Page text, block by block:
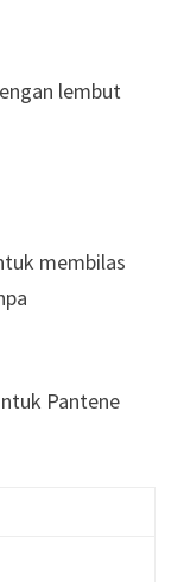
lembut
membilas
Pantene